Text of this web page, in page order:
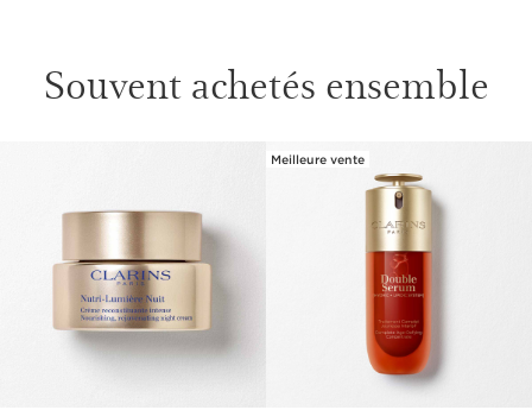
Souvent achetés ensemble
Meilleure vente